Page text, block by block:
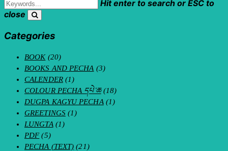
Hit enter to search or ESC to
close
Categories
BOOK(20)
BOOKS AND PECHA (3)
CALENDER(1)
COLOUR PECHA དཔེ་ཆ(18)
DUGPA KAGYU PECHA (1)
GREETINGS(1)
LUNGTA (1)
PDF(5)
PECHA (TEXT) (21)